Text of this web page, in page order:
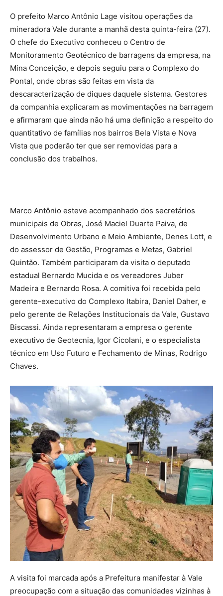
O prefeito Marco Antônio Lage visitou operações da
mineradora Vale durante a manhã desta quinta-feira (27).
O chefe do Executivo conheceu o Centro de
Monitoramento Geotécnico de barragens da empresa, na
Mina Conceição, e depois seguiu para o Complexo do
Pontal, onde obras são feitas em vista da
descaracterização de diques daquele sistema. Gestores
da companhia explicaram as movimentações na barragem
e afirmaram que ainda não há uma definição a respeito do
quantitativo de famílias nos bairros Bela Vista e Nova
Vista que poderão ter que ser removidas para a
conclusão dos trabalhos.
Marco Antônio esteve acompanhado dos secretários
municipais de Obras, José Maciel Duarte Paiva, de
Desenvolvimento Urbano e Meio Ambiente, Denes Lott, e
do assessor de Gestão, Programas e Metas, Gabriel
Quintão. Também participaram da visita o deputado
estadual Bernardo Mucida e os vereadores Juber
Madeira e Bernardo Rosa. A comitiva foi recebida pelo
gerente-executivo do Complexo Itabira, Daniel Daher, e
pelo gerente de Relações Institucionais da Vale, Gustavo
Biscassi. Ainda representaram a empresa o gerente
executivo de Geotecnia, Igor Cicolani, e o especialista
técnico em Uso Futuro e Fechamento de Minas, Rodrigo
Chaves.
A visita foi marcada após a Prefeitura manifestar à Vale
preocupação com a situação das comunidades vizinhas à